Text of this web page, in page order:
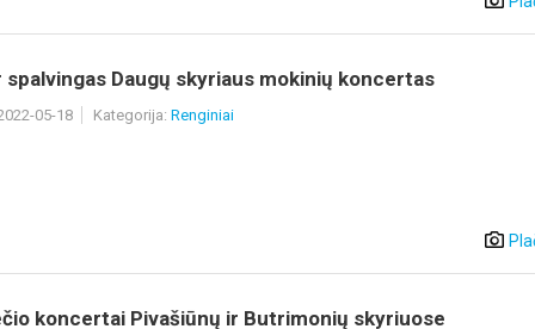
spalvingas Daugų skyriaus mokinių koncertas
05-18 Kategorija: Renginiai
koncertai Pivašiūnų ir Butrimonių skyriuose